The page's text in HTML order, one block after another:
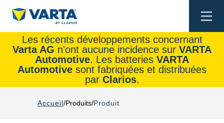
Les récents développements concernant
Varta AG n'ont aucune incidence sur VARTA
Automotive. Les batteries VARTA
Automotive sont fabriquées et distribuées
par Clarios.
Accueil Produits Produit